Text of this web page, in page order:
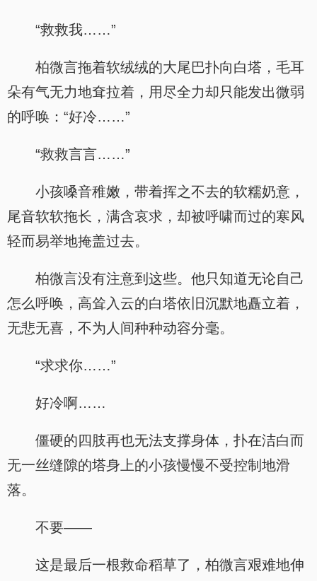
“救救我……”
柏微言拖着软绒绒的大尾巴扑向白塔，毛耳
朵有气无力地耷拉着，用尽全力却只能发出微弱
的呼唤：“好冷……”
“救救言言……”
小孩嗓音稚嫩，带着挥之不去的软糯奶意，
尾音软软拖长，满含哀求，却被呼啸而过的寒风
轻而易举地掩盖过去。
柏微言没有注意到这些。他只知道无论自己
怎么呼唤，高耸入云的白塔依旧沉默地矗立着，
无悲无喜，不为人间种种动容分毫。
“求求你……”
好冷啊……
僵硬的四肢再也无法支撑身体，扑在洁白而
无一丝缝隙的塔身上的小孩慢慢不受控制地滑
落。
不要——
这是最后一根救命稻草了，柏微言艰难地伸